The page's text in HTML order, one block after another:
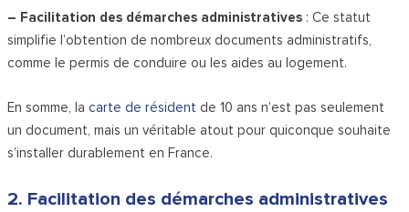
– Facilitation des démarches administratives : Ce statut
simplifie l’obtention de nombreux documents administratifs,
comme le permis de conduire ou les aides au logement.
En somme, la carte de résident de 10 ans n’est pas seulement
un document, mais un véritable atout pour quiconque souhaite
s’installer durablement en France.
2. Facilitation des démarches administratives